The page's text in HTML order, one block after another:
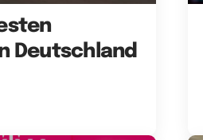
Deutschland